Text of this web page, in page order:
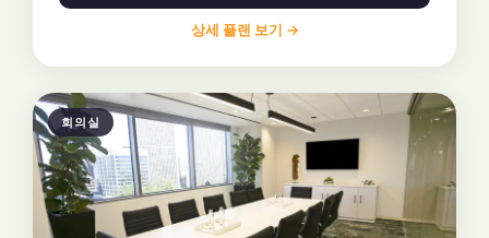
상세 플랜 보기 →
회의실